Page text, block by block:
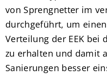
von Sprengnetter im
durchgeführt, um
Verteilung der EEK bei
zu erhalten und damit
Sanierungen besser